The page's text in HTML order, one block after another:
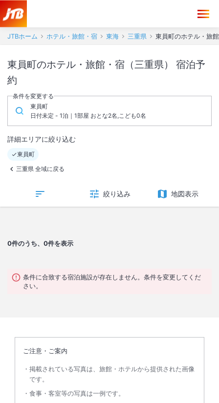
JTBホーム ホテル・旅館・宿 東海 三重県 東員町のホテル・旅
東員町のホテル・旅館・宿（三重県） 宿泊予
約
条件を変更する
東員町
日付未定 - 1泊｜1部屋 おとな2名,こども0名
詳細エリアに絞り込む
東員町
三重県 全域に戻る
絞り込み 地図表示
0件のうち、0件を表示
条件に合致する宿泊施設が存在しません。条件を変更してくだ
さい。
ご注意・ご案内
掲載されている写真は、旅館・ホテルから提供された画像
です。
食事・客室等の写真は一例です。